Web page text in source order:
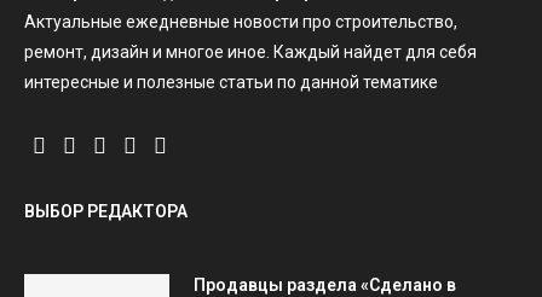
Актуальные ежедневные новости про строительство,
ремонт, дизайн и многое иное. Каждый найдет для себя
интересные и полезные статьи по данной тематике
ВЫБОР РЕДАКТОРА
Продавцы раздела «Сделано в